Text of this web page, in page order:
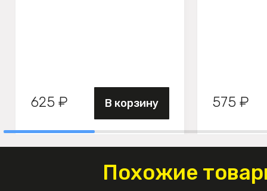
625 ₽ В корзину 575 ₽
Похожие